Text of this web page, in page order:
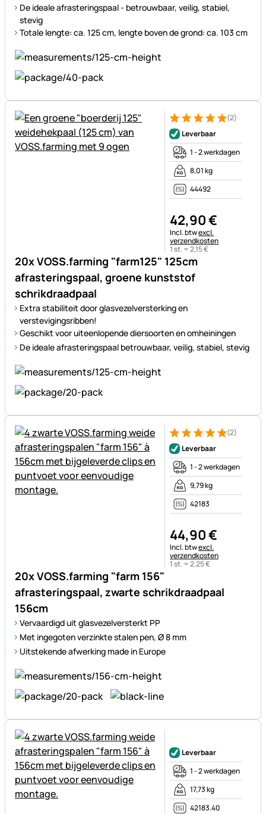
De ideale afrasteringspaal - betrouwbaar, veilig, stabiel,
stevig
Totale lengte: ca. 125 cm, lengte boven de grond: ca. 103 cm
20x VOSS.farming "farm125" 125cm
afrasteringspaal, groene kunststof
schrikdraadpaal
Extra stabiliteit door glasvezelversterking en
verstevigingsribben!
Geschikt voor uiteenlopende diersoorten en omheiningen
De ideale afrasteringspaal betrouwbaar, veilig, stabiel, stevig
Beoordeling: 5 van 5 (2
2 Bewertungen
(2)
Leverbaar
1 - 2 werkdagen
8,01 kg
44492
42,90€
Belastinginformatie:
Incl. btwexcl.
verzendkosten
1 st. =2,15€
20x VOSS.farming "farm 156"
afrasteringspaal, zwarte schrikdraadpaal
156cm
Vervaardigd uit glasvezelversterkt PP
Met ingegoten verzinkte stalen pen, Ø 8 mm
Uitstekende afwerking made in Europe
Beoordeling: 5 van 5 (2
2 Bewertungen
(2)
Leverbaar
1 - 2 werkdagen
9,79 kg
42183
44,90€
Belastinginformatie:
Incl. btwexcl.
verzendkosten
1 st. =2,25€
Leverbaar
1 - 2 werkdagen
17,73 kg
42183.40